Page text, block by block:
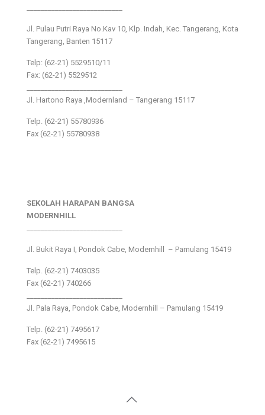
Jl. Pulau Putri Raya No.Kav 10, Klp. Indah, Kec. Tangerang, Kota
Tangerang, Banten 15117
Telp: (62-21) 5529510/11
Fax: (62-21) 5529512
Jl. Hartono Raya ,Modernland – Tangerang 15117
Telp. (62-21) 55780936
Fax (62-21) 55780938
SEKOLAH HARAPAN BANGSA
MODERNHILL
Jl. Bukit Raya I, Pondok Cabe, Modernhill – Pamulang 15419
Telp. (62-21) 7403035
Fax (62-21) 740266
Jl. Pala Raya, Pondok Cabe, Modernhill – Pamulang 15419
Telp. (62-21) 7495617
Fax (62-21) 7495615